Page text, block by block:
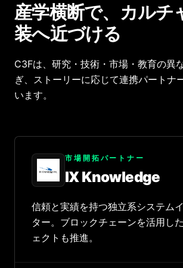
産学横断で、カルチ
装へ近づける
C3Fは、研究・技術・市場・教育の異
ぎ、ストーリーに応じて連携パートナ
います。
市場開拓パートナー
IX Knowledge
信頼と実績を持つ独立系システム
ター。ブロックチェーンを活用し
ェクトも推進。